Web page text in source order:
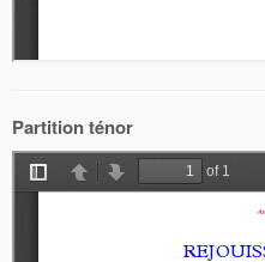
Partition ténor